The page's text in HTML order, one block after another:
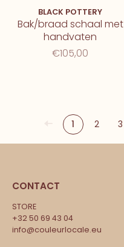
BLACK POTTERY
Bak/braad schaal met
handvaten
€105,00
1 2 3
CONTACT
STORE
+32 50 69 43 04
info@couleurlocale.eu